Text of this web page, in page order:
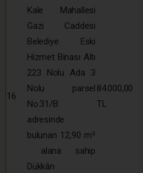
16
Kale Mahallesi
Gazi Caddesi
Belediye Eski
Hizmet Binası Altı
223 Nolu Ada 3
Nolu parsel
No:31/B
adresinde
bulunan 12,90 m²
alana sahip
Dükkân
84.000,00
TL